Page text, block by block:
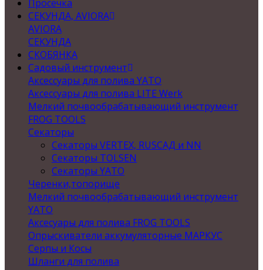
Просечка
СЕКУНДА, AVIORA
AVIORA
СЕКУНДА
СКОБЯНКА
Садовый инструмент
Аксессуары для полива YATO
Аксессуары для полива LITE Werk
Мелкий почвообрабатывающий инструмент
FROG TOOLS
Секаторы
Секаторы VERTEX, RUSСАД и NN
Секаторы TOLSEN
Секаторы YATO
Черенки,топорище
Мелкий почвообрабатывающий инструмент
YATO
Аксесуары для полива FROG TOOLS
Опрыскиватели аккумуляторные МАРКУС
Серпы и Косы
Шланги для полива